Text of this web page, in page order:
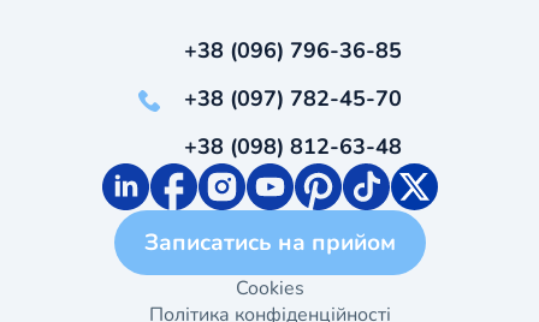
+38 (096) 796-36-85
+38 (097) 782-45-70
+38 (098) 812-63-48
Записатись на прийом
Cookies
Політика конфіденційності